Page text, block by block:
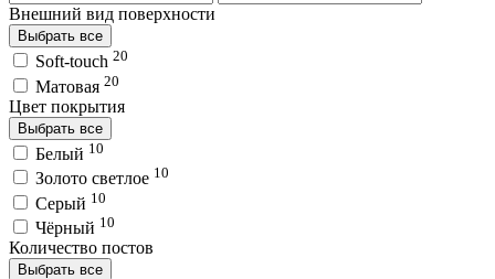
Внешний вид поверхности
Выбрать все
Soft-touch 20
Матовая 20
Цвет покрытия
Выбрать все
Белый 10
Золото светлое 10
Серый 10
Чёрный 10
Количество постов
Выбрать все